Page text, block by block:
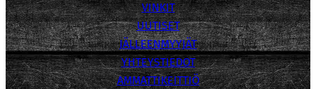
VINKIT
UUTISET
JÄLLEENMYYJÄT
YHTEYSTIEDOT
AMMATTIKEITTIÖ